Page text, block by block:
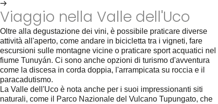
Viaggio nella Valle dell'Uco
Oltre alla degustazione dei vini, è possibile praticare diverse
attività all'aperto, come andare in bicicletta tra i vigneti, fare
escursioni sulle montagne vicine o praticare sport acquatici nel
fiume Tunuyán. Ci sono anche opzioni di turismo d'avventura
come la discesa in corda doppia, l'arrampicata su roccia e il
paracadutismo.
La Valle dell'Uco è nota anche per i suoi impressionanti siti
naturali, come il Parco Nazionale del Vulcano Tupungato, che